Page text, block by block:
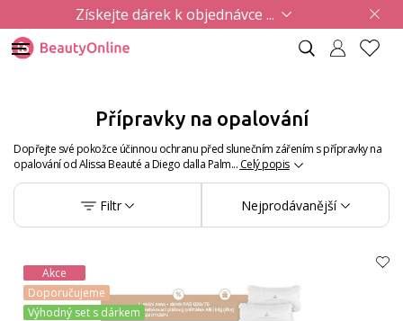
Získejte dárek k objednávce ...
Přípravky na opalování
Dopřejte své pokožce účinnou ochranu před slunečním zářením s přípravky na
opalování od Alissa Beauté a Diego dalla Palm... Celý popis
Filtr Nejprodávanější
Akce
Doporučujeme
Výhodný set s dárkem